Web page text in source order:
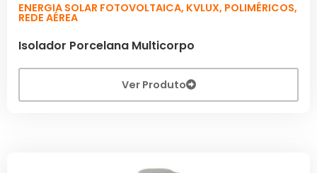
ENERGIA SOLAR FOTOVOLTAICA, KVLUX, POLIMÉRICOS,
REDE AÉREA
Isolador Porcelana Multicorpo
Ver Produto